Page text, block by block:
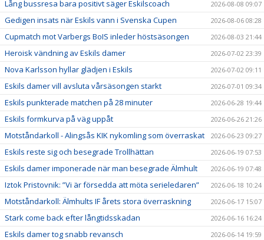
Lång bussresa bara positivt säger Eskilscoach 2026-08-08 09:07
Gedigen insats när Eskils vann i Svenska Cupen 2026-08-06 08:28
Cupmatch mot Varbergs BoIS inleder höstsäsongen 2026-08-03 21:44
Heroisk vändning av Eskils damer 2026-07-02 23:39
Nova Karlsson hyllar glädjen i Eskils 2026-07-02 09:11
Eskils damer vill avsluta vårsäsongen starkt 2026-07-01 09:34
Eskils punkterade matchen på 28 minuter 2026-06-28 19:44
Eskils formkurva på väg uppåt 2026-06-26 21:26
Motståndarkoll - Alingsås KIK nykomling som överraskat 2026-06-23 09:27
Eskils reste sig och besegrade Trollhättan 2026-06-19 07:53
Eskils damer imponerade när man besegrade Älmhult 2026-06-19 07:48
Iztok Pristovnik: ”Vi är försedda att möta serieledaren” 2026-06-18 10:24
Motståndarkoll: Älmhults IF årets stora överraskning 2026-06-17 15:07
Stark come back efter långtidsskadan 2026-06-16 16:24
Eskils damer tog snabb revansch 2026-06-14 19:59